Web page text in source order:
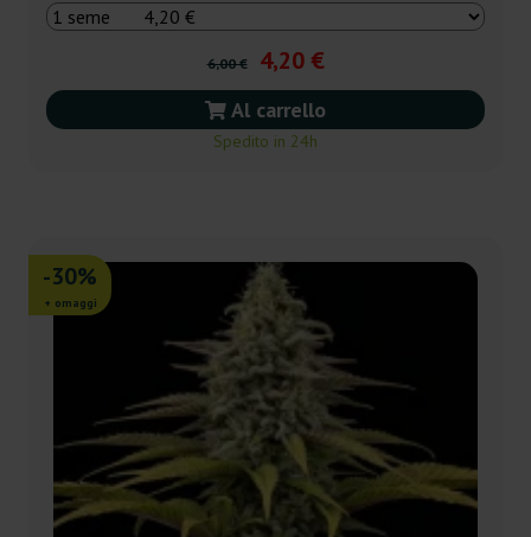
6,00 € 4,20 €
Al carrello
Spedito in 24h
-30%
+ omaggi